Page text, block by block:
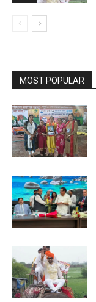
MOST POPULAR